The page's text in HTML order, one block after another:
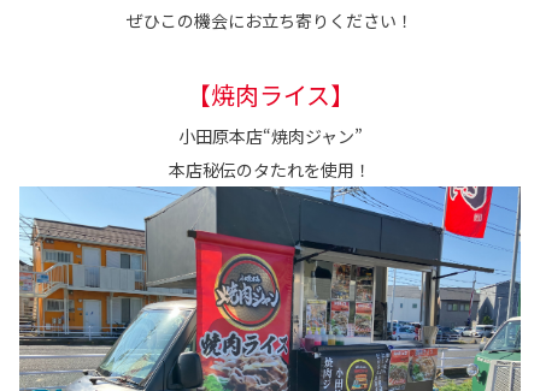
事故・故障受付センター
ぜひこの機会にお立ち寄りください！
【焼肉ライス】
小田原本店“焼肉ジャン”
本店秘伝のタたれを使用！